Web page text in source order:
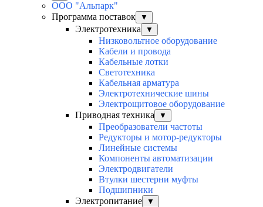
ООО "Альпарк"
Программа поставок
▼
Электротехника ▼
Низковольтное оборудование
Кабели и провода
Кабельные лотки
Светотехника
Кабельная арматура
Электротехнические шины
Электрощитовое оборудование
Приводная техника
▼
Преобразователи частоты
Редукторы и мотор-редукторы
Линейные системы
Компоненты автоматизации
Электродвигатели
Втулки шестерни муфты
Подшипники
Электропитание
▼